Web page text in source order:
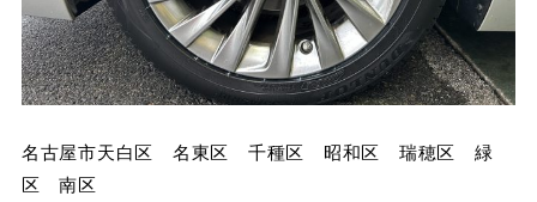
名古屋市天白区 名東区 千種区 昭和区 瑞穂区 緑
区 南区